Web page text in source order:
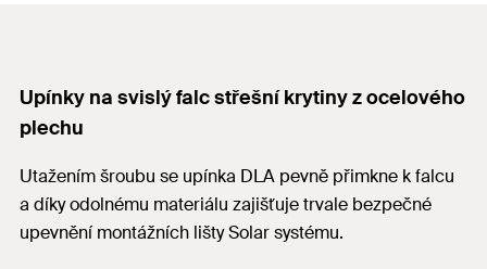
Upínky na svislý falc střešní krytiny z ocelového
plechu
Utažením šroubu se upínka DLA pevně přimkne k falcu
a díky odolnému materiálu zajišťuje trvale bezpečné
upevnění montážních lišty Solar systému.